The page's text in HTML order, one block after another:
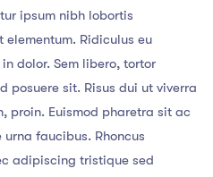
ipsum nibh lobortis
Ridiculus eu
dolor. Sem libero, tortor
posuere sit. Risus dui ut viverra
proin. Euismod pharetra sit ac
faucibus. Rhoncus
adipiscing tristique sed